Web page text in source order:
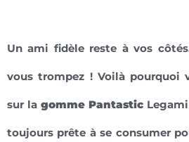
Un ami fidèle reste à vos
vous trompez ! Voilà pourquoi
sur la gomme Pantastic
toujours prête à se consumer